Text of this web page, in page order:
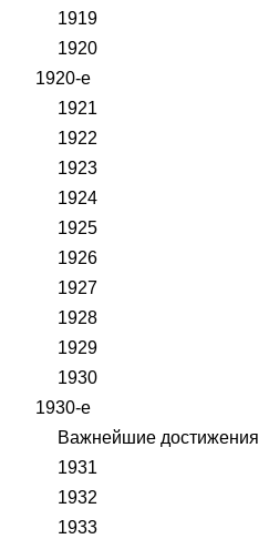
1919
1920
1920-е
1921
1922
1923
1924
1925
1926
1927
1928
1929
1930
1930-е
Важнейшие достижения
1931
1932
1933